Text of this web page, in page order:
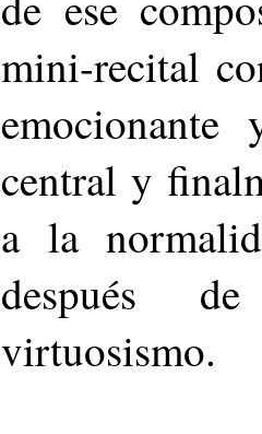
mini-recital
central y
a la
después
virtuosismo.